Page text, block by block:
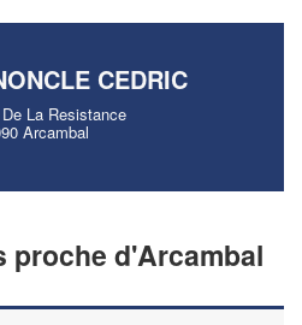
CEDRIC
La Resistance
Arcambal
proche d'Arcambal